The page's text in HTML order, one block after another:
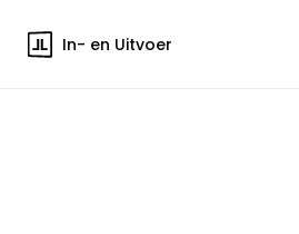
In- en Uitvoer